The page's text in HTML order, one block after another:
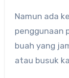
Namun ada
penggunaan
buah yang
atau busuk